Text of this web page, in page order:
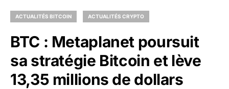
ACTUALITÉS BITCOIN ACTUALITÉS CRYPTO
BTC : Metaplanet poursuit
sa stratégie Bitcoin et lève
13,35 millions de dollars